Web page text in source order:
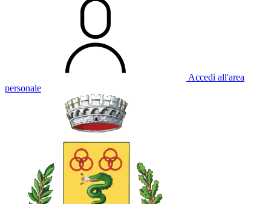
Accedi all'area
personale